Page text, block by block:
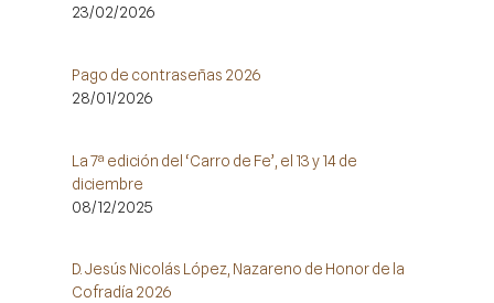
23/02/2026
Pago de contraseñas 2026
28/01/2026
La 7ª edición del ‘Carro de Fe’, el 13 y 14 de
diciembre
08/12/2025
D. Jesús Nicolás López, Nazareno de Honor de la
Cofradía 2026